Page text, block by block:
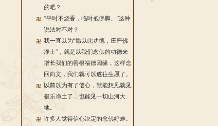
的吧？
“平时不烧香，临时抱佛脚。”这种
说法对不对？
我一直以为“愿以此功德，庄严佛
净土”，就是以我们念佛的功德来
增长我们的善根福德因缘，这样念
回向文，我们就可以遂往生愿了。
以前以为有了信心，就能想见就见
极乐净土了，也能见一切山河大
地。
许多人觉得信心决定的念佛好难。